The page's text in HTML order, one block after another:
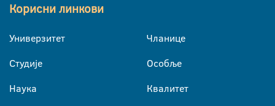
Корисни линкови
Универзитет
Студије
Наука
Чланице
Особље
Квалитет